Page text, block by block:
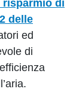
risparmio di
delle
ed
di